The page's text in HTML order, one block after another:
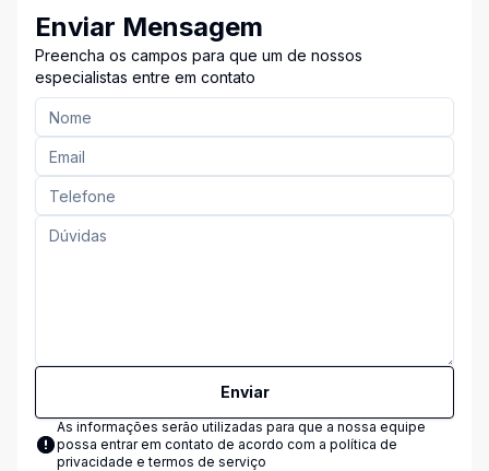
Enviar Mensagem
Preencha os campos para que um de nossos
especialistas entre em contato
Enviar
As informações serão utilizadas para que a nossa equipe
possa entrar em contato de acordo com a política de
privacidade e termos de serviço